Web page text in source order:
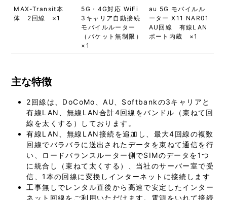
MAX-Transit本
体 2回線 ×1
5G・4G対応 WiFi
3キャリア自動接続
モバイルルーター
（パケット無制限）
×1
au 5G モバイルル
ーター X11 NAR01
AU回線 有線LAN
ポート内蔵 ×1
主な特徴
2回線は、DoCoMo、AU、Softbankの3キャリアと
有線LAN、無線LAN合計4回線をバンドル（束ねて回
線を太くする）しております。
有線LAN、無線LAN接続を追加し、最大4回線の複数
回線でバラバラに送出されたデータを束ねて通信を行
い、ロードバランスルーター側でSIMのデータを1つ
に統合し（束ねて太くする）、当社のサーバー室で受
信、1本の回線に変換しインターネットに接続します
工事無しでレンタル直後から高速で安定したインター
ネット回線をご利用いただけます。電源をいれて接続